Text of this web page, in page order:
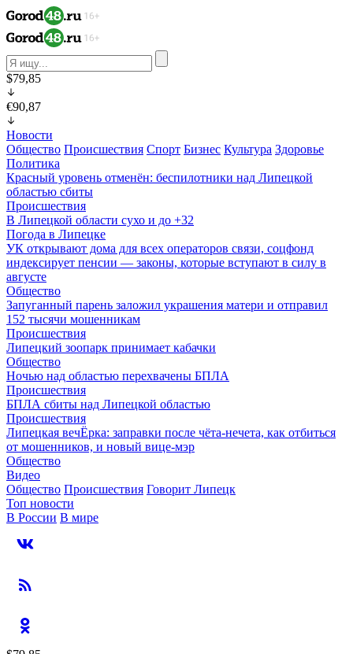
$79,85
€90,87
Новости
Общество Происшествия Спорт Бизнес Культура Здоровье
Политика
Красный уровень отменён: беспилотники над Липецкой
областью сбиты
Происшествия
В Липецкой области сухо и до +32
Погода в Липецке
УК открывают дома для всех операторов связи, соцфонд
индексирует пенсии — законы, которые вступают в силу в
августе
Общество
Запуганный парень заложил украшения матери и отправил
152 тысячи мошенникам
Происшествия
Липецкий зоопарк принимает кабачки
Общество
Ночью над областью перехвачены БПЛА
Происшествия
БПЛА сбиты над Липецкой областью
Происшествия
Липецкая вечЁрка: заправки после чёта-нечета, как отбиться
от мошенников, и новый вице-мэр
Общество
Видео
Общество Происшествия Говорит Липецк
Топ новости
В России В мире